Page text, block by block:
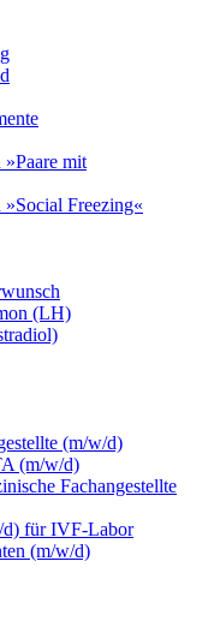
»Paare mit
»Social Freezing«
(LH)
(m/w/d)
(m/w/d)
Fachangestellte
für IVF-Labor
(m/w/d)